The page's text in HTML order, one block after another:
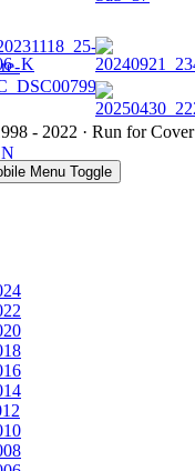
- 2022 · Run for Cover
Menu Toggle